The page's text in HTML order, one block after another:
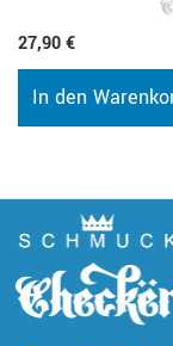
27,90 €
In den